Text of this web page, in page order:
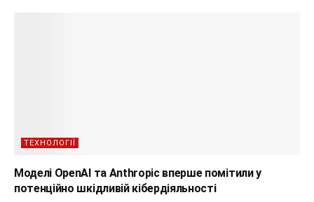
ТЕХНОЛОГІЇ
Моделі OpenAI та Anthropic вперше помітили у
потенційно шкідливій кібердіяльності